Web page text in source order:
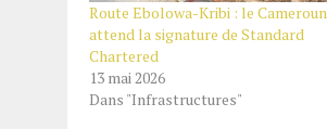
Route Ebolowa-Kribi : le Cameroun
attend la signature de Standard
Chartered
13 mai 2026
Dans "Infrastructures"